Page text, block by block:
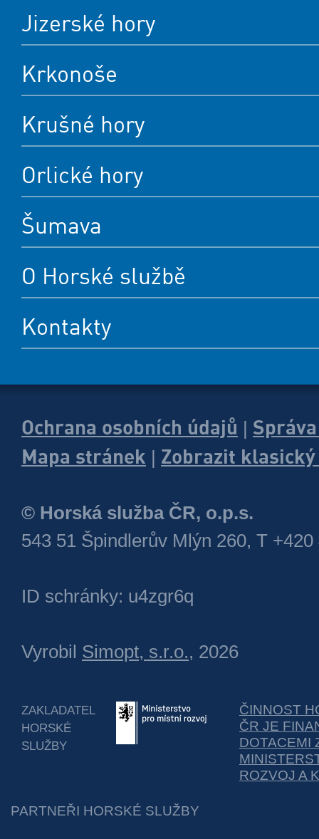
Jizerské hory
Krkonoše
Krušné hory
Orlické hory
Šumava
O Horské službě
Kontakty
Ochrana osobních údajů
Mapa stránek
Zobrazit
© Horská služba ČR, o.p.s.
543 51 Špindlerův Mlýn 260, T +420
ID schránky: u4zgr6q
Vyrobil Simopt, s.r.o., 2026
ZAKLADATEL
HORSKÉ
SLUŽBY
ČINNOST
ČR JE
DOTACEMI
ROZVOJ A
PARTNEŘI HORSKÉ SLUŽBY